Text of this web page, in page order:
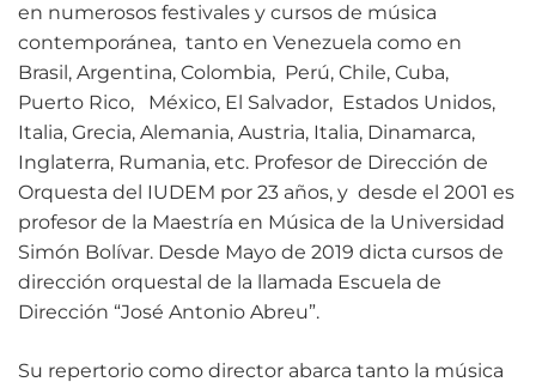
en numerosos festivales y cursos de música
contemporánea, tanto en Venezuela como en
Brasil, Argentina, Colombia, Perú, Chile, Cuba,
Puerto Rico, México, El Salvador, Estados Unidos,
Italia, Grecia, Alemania, Austria, Italia, Dinamarca,
Inglaterra, Rumania, etc. Profesor de Dirección de
Orquesta del IUDEM por 23 años, y desde el 2001 es
profesor de la Maestría en Música de la Universidad
Simón Bolívar. Desde Mayo de 2019 dicta cursos de
dirección orquestal de la llamada Escuela de
Dirección “José Antonio Abreu”.
Su repertorio como director abarca tanto la música